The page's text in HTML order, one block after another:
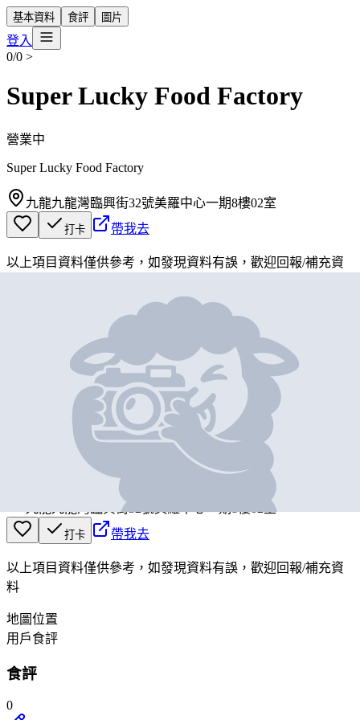
基本資料 食評 圖片
登入
0/0 >
Super Lucky Food Factory
營業中
Super Lucky Food Factory
九龍九龍灣臨興街32號美羅中心一期8樓02室
打卡 帶我去
以上項目資料僅供參考，如發現資料有誤，歡迎回報/補充資
Super Lucky Food Factory
Super Lucky Food Factory
九龍九龍灣臨興街32號美羅中心一期8樓02室
打卡 帶我去
以上項目資料僅供參考，如發現資料有誤，歡迎回報/補充資
料
地圖位置
用戶食評
食評
0